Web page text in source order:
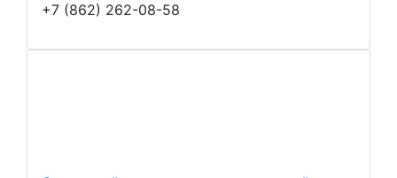
+7 (862) 262-08-58